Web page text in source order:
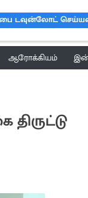
டவுன்லோட்
ஆரோக்கியம்